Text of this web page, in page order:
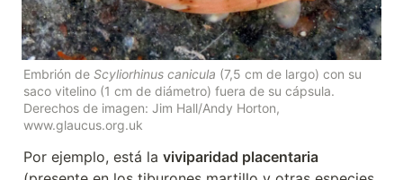
Embrión de Scyliorhinus canicula (7,5 cm de largo) con su
saco vitelino (1 cm de diámetro) fuera de su cápsula.
Derechos de imagen: Jim Hall/Andy Horton,
www.glaucus.org.uk
Por ejemplo, está la viviparidad placentaria